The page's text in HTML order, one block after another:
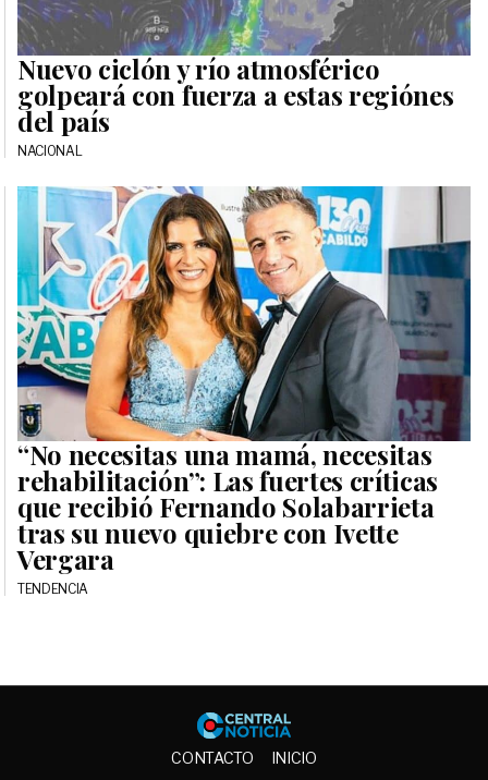
Nuevo ciclón y río atmosférico
golpeará con fuerza a estas regiónes
del país
NACIONAL
“No necesitas una mamá, necesitas
rehabilitación”: Las fuertes críticas
que recibió Fernando Solabarrieta
tras su nuevo quiebre con Ivette
Vergara
TENDENCIA
Central
CONTACTO INICIO